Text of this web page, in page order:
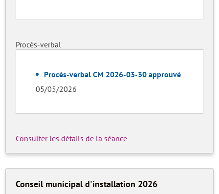
Procès-verbal
Procès-verbal CM 2026-03-30 approuvé
05/05/2026
Consulter les détails de la séance
Conseil municipal d'installation 2026